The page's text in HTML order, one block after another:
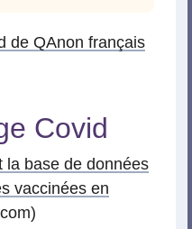
de QAnon français
Covid
la base de données
vaccinées en